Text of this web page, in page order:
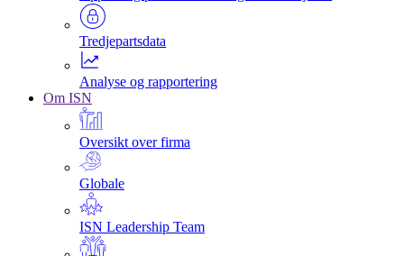
Tredjepartsdata
Analyse og rapportering
Om ISN
Oversikt over firma
Globale
ISN Leadership Team